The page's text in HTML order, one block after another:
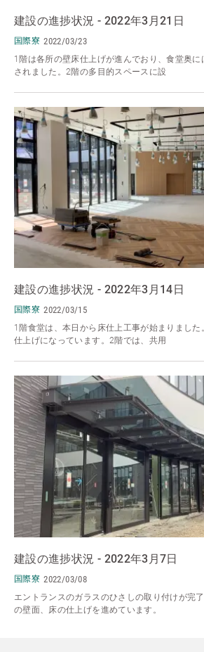
建設の進捗状況 - 2022年3月21日
国際寮 2022/03/23
1階は各所の壁床仕上げが進んでおり、食堂奥
されました。2階の多目的スペースに設
建設の進捗状況 - 2022年3月14日
国際寮 2022/03/15
1階食堂は、本日から床仕上工事が始まりまし
仕上げになっています。2階では、共用
建設の進捗状況 - 2022年3月7日
国際寮 2022/03/08
エントランスのガラスのひさしの取り付けが完
の壁面、床の仕上げを進めています。